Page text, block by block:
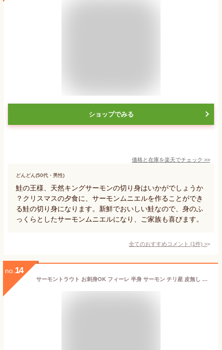
ショップでみる
価格と在庫を楽天でチェック >>
どんどん(50代・男性)
鮭の王様、天然キングサーモンの切り身はいかがでしょうか
？クリスマスの夕食に、サーモンムニエルを作ることができ
る鮭の切り身になります。新鮮でおいしい鮭なので、身のふ
っくらとしたサーモンムニエルになり、ご家族も喜びます。
全てのおすすめコメント (1件) >
no. 14
サーモントラウト お刺身OK フィーレ 半身 サーモン チリ産 皮無し 骨取り